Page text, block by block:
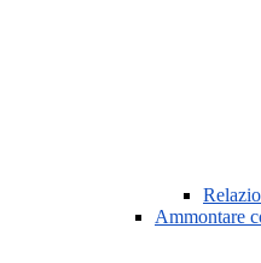
Ammontare